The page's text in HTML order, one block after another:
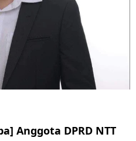
Anggota DPRD NTT